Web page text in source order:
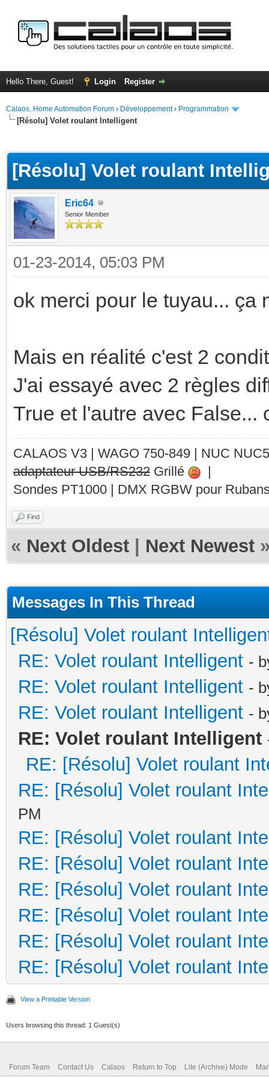
Hello There, Guest! Login Register
Calaos, Home Automation Forum › Développement› Programmation
[Résolu] Volet roulant Intelligent
[Résolu] Volet roulant
Eric64
Senior Member
01-23-2014, 05:03 PM
ok merci pour le tuyau... ça
Mais en réalité c'est 2
J'ai essayé avec 2 règles
True et l'autre avec False...
CALAOS V3 | WAGO 750-849 | NUC
adaptateur USB/RS232 Grillé
|
Sondes PT1000 | DMX RGBW pour
Find
« Next Oldest Next Newest
Messages In This Thread
[Résolu] Volet roulant
RE: Volet roulant Intelligent -
RE: Volet roulant Intelligent -
RE: Volet roulant Intelligent -
RE: Volet roulant Intelligent
RE: [Résolu] Volet roulant
RE: [Résolu] Volet roulant
PM
RE: [Résolu] Volet roulant
RE: [Résolu] Volet roulant
RE: [Résolu] Volet roulant
RE: [Résolu] Volet roulant
RE: [Résolu] Volet roulant
RE: [Résolu] Volet roulant
View a Printable Version
Users browsing this thread: 1 Guest(s)
Forum Team Contact Us Calaos Return to Top Lite (Archive) Mode